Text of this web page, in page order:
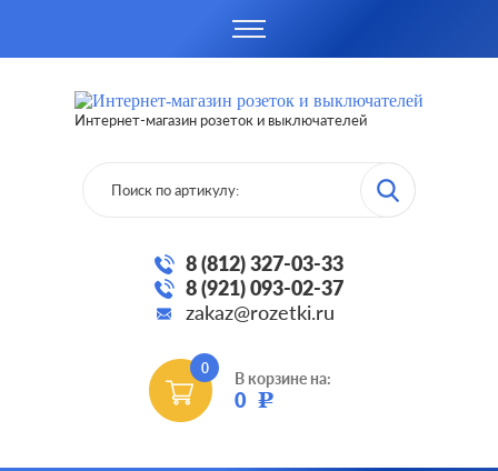
Интернет-магазин розеток и выключателей
8 (812) 327-03-33
8 (921) 093-02-37
zakaz@rozetki.ru
0
В корзине на:
0 Р